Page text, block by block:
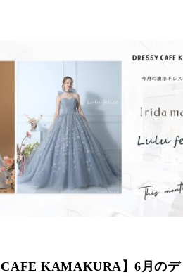
CAFE KAMAKURA】6月のデ